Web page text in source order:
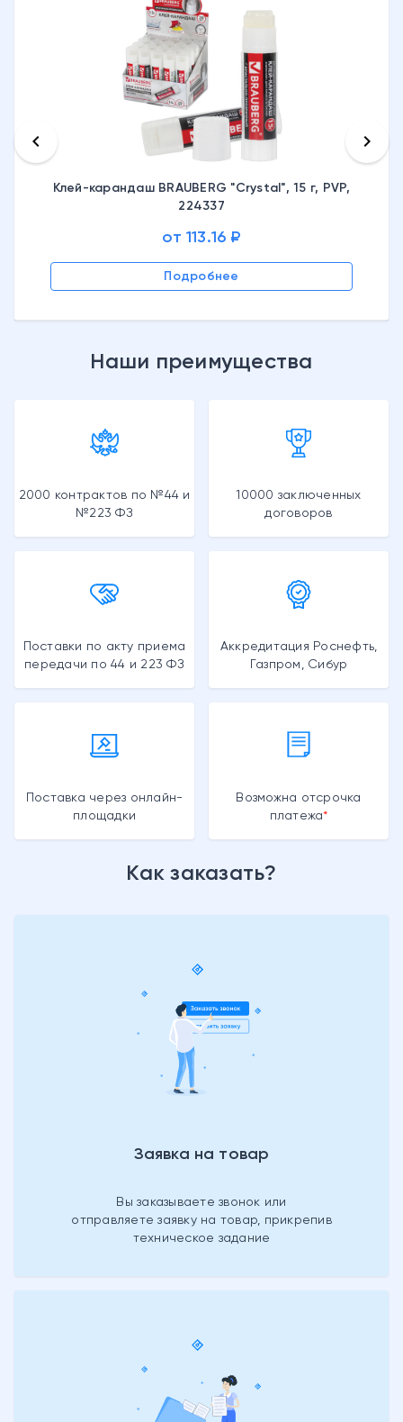
Клей-карандаш BRAUBERG "Crystal", 15 г, PVP,
224337
от 113.16 ₽
Подробнее
keyboard_arrow_left keyboard_arrow_right
Наши преимущества
2000 контрактов по №44 и
№223 ФЗ
10000 заключенных
договоров
Поставки по акту приема
передачи по 44 и 223 ФЗ
Аккредитация Роснефть,
Газпром, Сибур
Поставка через онлайн-
площадки
Возможна отсрочка
платежа
Как заказать?
Заявка на товар
Вы заказываете звонок или
отправляете заявку на товар, прикрепив
техническое задание